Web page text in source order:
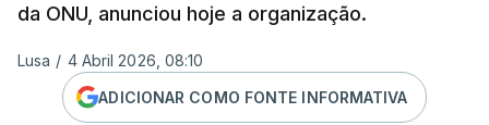
da ONU, anunciou hoje a organização.
Lusa / 4 Abril 2026, 08:10
ADICIONAR COMO FONTE INFORMATIVA